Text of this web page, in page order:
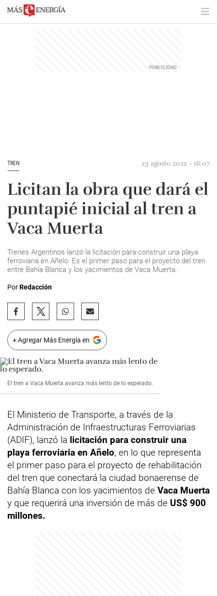
TREN 23 agosto 2022 - 16:07
Licitan la obra que dará el
puntapié inicial al tren a
Vaca Muerta
Trenes Argentinos lanzó la licitación para construir una playa
ferroviaria en Añelo. Es el primer paso para el proyecto del tren
entre Bahía Blanca y los yacimientos de Vaca Muerta.
PorRedacción
+ Agregar Más Energía en
El tren a Vaca Muerta avanza más lento de lo esperado.
El Ministerio de Transporte, a través de la
Administración de Infraestructuras Ferroviarias
(ADIF), lanzó la licitación para construir una
playa ferroviaria en Añelo, en lo que representa
el primer paso para el proyecto de rehabilitación
del tren que conectará la ciudad bonaerense de
Bahía Blanca con los yacimientos de Vaca Muerta
y que requerirá una inversión de más de US$ 900
millones.